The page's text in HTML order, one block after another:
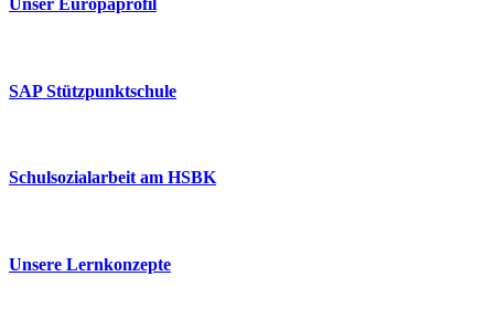
Unser Europaprofil
SAP Stützpunktschule
Schulsozialarbeit am HSBK
Unsere Lernkonzepte